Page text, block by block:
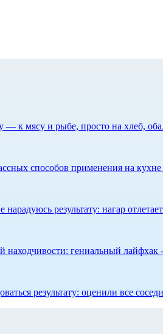
— к мясу и рыбе, просто на хлеб,
способов применения на кухне
результату: нагар
гениальный лайфхак -
результату: оценили все соседи